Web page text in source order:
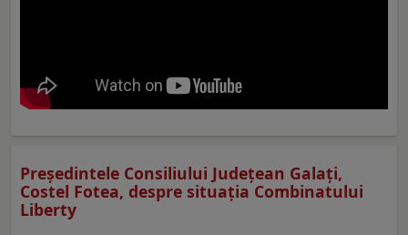
Preşedintele Consiliului Judeţean Galaţi,
Costel Fotea, despre situaţia Combinatului
Liberty